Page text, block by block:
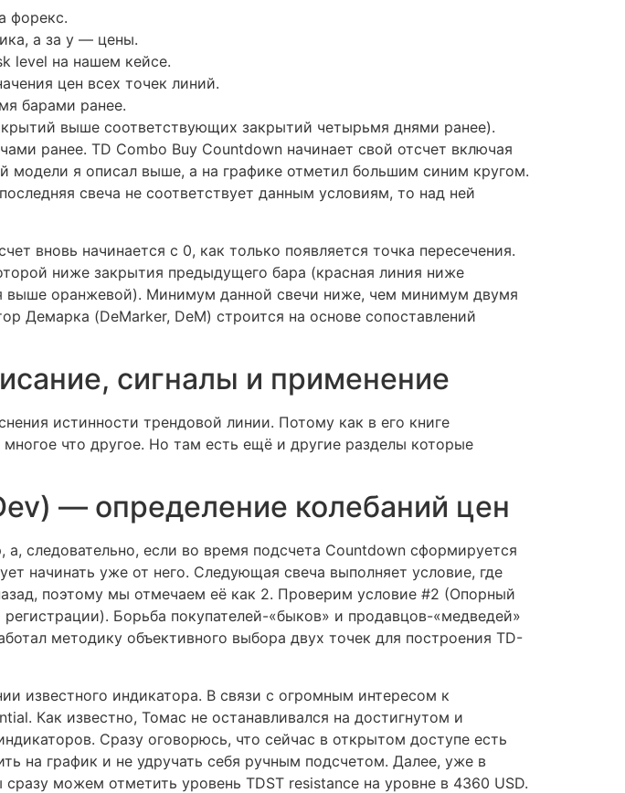
форекс.
а за y — цены.
level на нашем кейсе.
цен всех точек линий.
барами ранее.
выше соответствующих закрытий четырьмя днями ранее).
ранее. TD Combo Buy Countdown начинает свой отсчет включая
модели я описал выше, а на графике отметил большим синим кругом.
свеча не соответствует данным условиям, то над ней
вновь начинается с 0, как только появляется точка пересечения.
ниже закрытия предыдущего бара (красная линия ниже
выше оранжевой). Минимум данной свечи ниже, чем минимум двумя
Демарка (DeMarker, DeM) строится на основе сопоставлений
сигналы и применение
истинности трендовой линии. Потому как в его книге
что другое. Но там есть ещё и другие разделы которые
— определение колебаний цен
следовательно, если во время подсчета Countdown сформируется
начинать уже от него. Следующая свеча выполняет условие, где
поэтому мы отмечаем её как 2. Проверим условие #2 (Опорный
Борьба покупателей-«быков» и продавцов-«медведей»
методику объективного выбора двух точек для построения TD-
известного индикатора. В связи с огромным интересом к
Как известно, Томас не останавливался на достигнутом и
Сразу оговорюсь, что сейчас в открытом доступе есть
на график и не удручать себя ручным подсчетом. Далее, уже в
можем отметить уровень TDST resistance на уровне в 4360 USD.